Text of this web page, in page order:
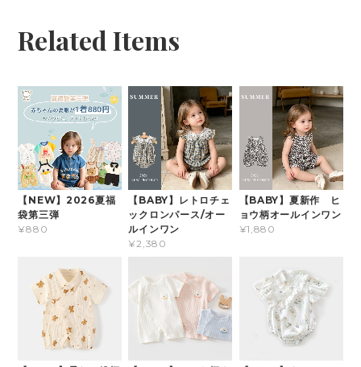
Related Items
【NEW】2026夏福
袋第三弾
¥880
【BABY】レトロチェ
ックロンパース/オー
ルインワン
¥2,380
【BABY】夏新作 ヒ
ョウ柄オールインワン
¥1,880